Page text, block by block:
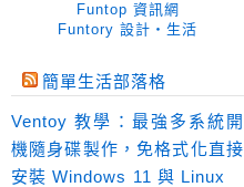
免安裝 (641)
即時通訊 (23)
壓縮軟體 (9)
安全防護 (55)
Funtop 資訊網
Funtory 設計‧生活
簡單生活部落格
Ventoy 教學：最強多系統開
機隨身碟製作，免格式化直接
安裝 Windows 11 與 Linux